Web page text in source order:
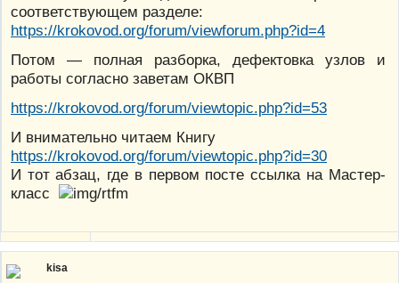
соответствующем разделе:
https://krokovod.org/forum/viewforum.php?id=4
Потом — полная разборка, дефектовка узлов и
работы согласно заветам ОКВП
https://krokovod.org/forum/viewtopic.php?id=53
И внимательно читаем Книгу
https://krokovod.org/forum/viewtopic.php?id=30
И тот абзац, где в первом посте ссылка на Мастер-
класс
kisa